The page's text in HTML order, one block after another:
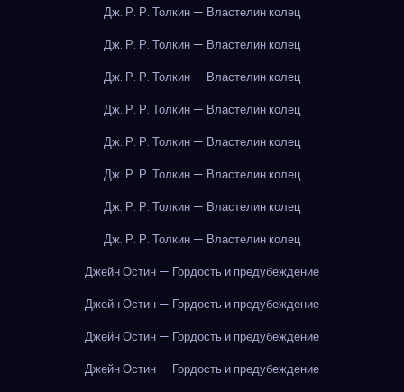
Дж. Р. Р. Толкин — Властелин колец
Дж. Р. Р. Толкин — Властелин колец
Дж. Р. Р. Толкин — Властелин колец
Дж. Р. Р. Толкин — Властелин колец
Дж. Р. Р. Толкин — Властелин колец
Дж. Р. Р. Толкин — Властелин колец
Дж. Р. Р. Толкин — Властелин колец
Дж. Р. Р. Толкин — Властелин колец
Джейн Остин — Гордость и предубеждение
Джейн Остин — Гордость и предубеждение
Джейн Остин — Гордость и предубеждение
Джейн Остин — Гордость и предубеждение